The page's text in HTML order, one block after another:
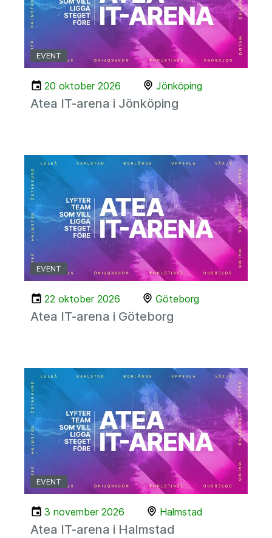
EVENT
20 oktober 2026 Jönköping
Atea IT-arena i Jönköping
EVENT
22 oktober 2026 Göteborg
Atea IT-arena i Göteborg
EVENT
3 november 2026 Halmstad
Atea IT-arena i Halmstad